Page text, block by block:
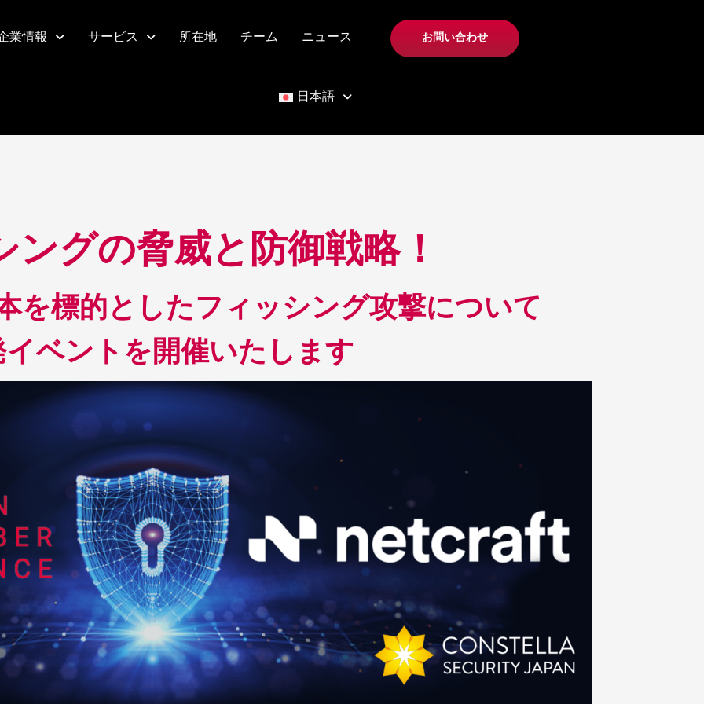
業情報 サービス 所在地 チーム ニュース
日本語
お問い合わせ
グの脅威と防御戦略！
を標的としたフィッシング攻撃について
イベントを開催いたします